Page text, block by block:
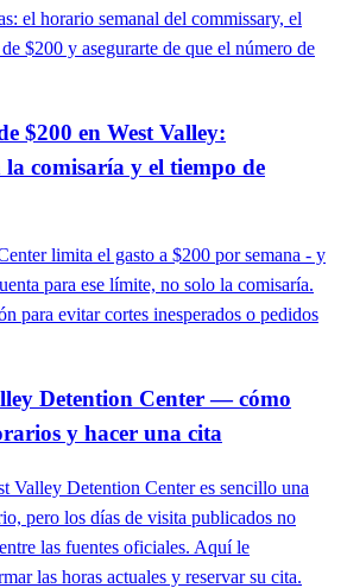
el horario semanal del commissary, el
$200 y asegurarte de que el número de
$200 en West Valley:
comisaría y el tiempo de
limita el gasto a $200 por semana - y
para ese límite, no solo la comisaría.
para evitar cortes inesperados o pedidos
Detention Center — cómo
y hacer una cita
Valley Detention Center es sencillo una
pero los días de visita publicados no
las fuentes oficiales. Aquí le
las horas actuales y reservar su cita.